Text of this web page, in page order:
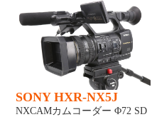
SONY HXR-NX5J
NXCAMカムコーダー Φ72 SD